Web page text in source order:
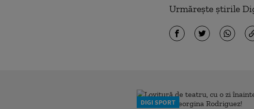
Urmărește știrile
DIGI SPORT